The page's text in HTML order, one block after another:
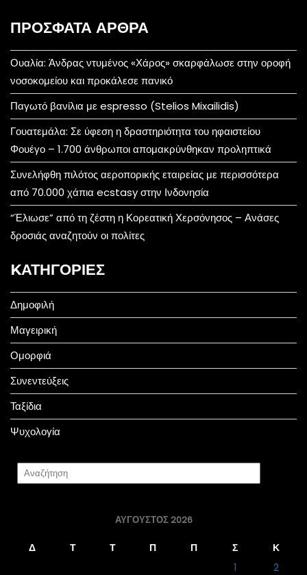
ΠΡΌΣΦΑΤΑ ΆΡΘΡΑ
Ουαλία: Άνδρας ντυμένος «Χάρος» σκαρφάλωσε στην οροφή
νοσοκομείου και προκάλεσε πανικό
Παγωτό βανίλια με espresso (Stelios Mixailidis)
Γουατεμάλα: Σε ύφεση η δραστηριότητα του ηφαιστείου
Φουέγο – 1.700 άνθρωποι απομακρύνθηκαν προληπτικά
Συνελήφθη πιλότος αεροπορικής εταιρείας με περισσότερα
από 70.000 χάπια ecstasy στην Ινδονησία
“Έλιωσε” από τη ζέστη η Κορεατική Χερσόνησος – Ανάσες
δροσιάς αναζητούν οι πολίτες
KΑΤΗΓΟΡΊΕΣ
Δημοφιλή
Μαγειρική
Ομορφιά
Συνεντεύξεις
Ταξίδια
Ψυχολογία
ΑΎΓΟΥΣΤΟΣ 2026
Δ Τ Τ Π Π Σ
Κ
1
2